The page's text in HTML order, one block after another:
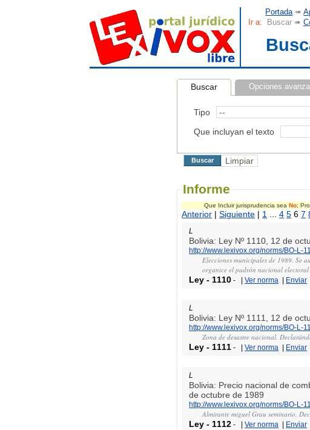
Portada ➠
Ir a: Buscar ➠
Buscar Opciones
Tipo
Que incluyan el texto
Informe
Que Incluir jurisprudencia sea No;
Anterior |Siguiente | 1 ...4 5 67
L
Bolivia: Ley Nº 1110, 12 de
http://www.lexivox.org/norms/BO-L-
Elecciones municipales de 1989. Se
organice el padrón nacional electoral
Ley - 1110 - |Ver norma Enviar
L
Bolivia: Ley Nº 1111, 12 de
http://www.lexivox.org/norms/BO-L-
Zona de desastre nacional.
Ley - 1111 - |Ver norma Enviar
L
Bolivia: Precio nacional de
de octubre de 1989
http://www.lexivox.org/norms/BO-L-
Almirante miguel Grau seminario.
Ley - 1112 - |Ver norma Enviar